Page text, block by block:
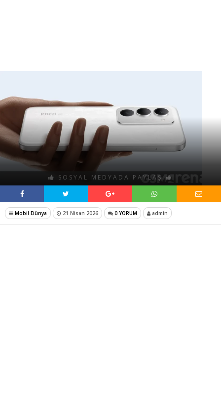
SOSYAL MEDYADA PAYLAŞ
Mobil Dünya 21 Nisan 2026 0 YORUM admin